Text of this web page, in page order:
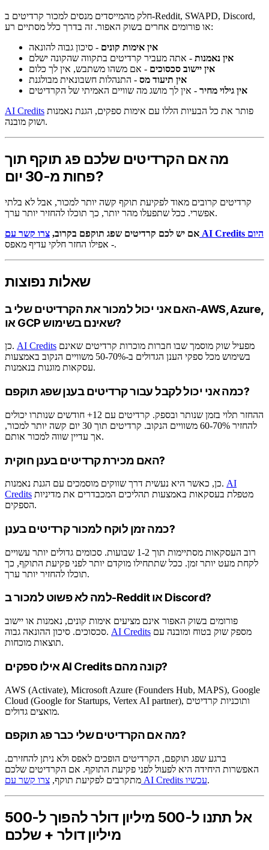
חלק מהמייסדים מנסים למכור קרדיטים ב-Reddit, SWAPD, Discord,
או פורומים אחרים בשוק האפור. זה בדרך כלל מסתיים רע:
אין אימות קונים - סיכון גבוה להונאה
אין נאמנות - אתה מעביר קרדיטים בתקווה שהקונה ישלם
אין יישוב סכסוכים - אם משהו משתבש, אין לך כלום
אין תיעוד מס - התנהלות חשבונאית מבולגנת
אין גילוי מחיר - אין לך מושג מה שוויים האמיתי של הקרדיטים
AI Credits
ושוק מובנה.
מה אם הקרדיטים שלכם פג תוקף תוך
פחות מ-30 יום?
קרדיטים קרובים מאוד לפקיעת תוקף קשה יותר למכור, אבל לא בלתי
אפשרי. ככל שתפעלו מהר יותר, כך תוכלו להחזיר יותר ערך.
אם יש לכם קרדיטים שפג תוקפם בקרוב,
צרו קשר עם AI Credits היום
- אפילו החזר חלקי עדיף מאפס.
שאלות נפוצות
האם אני יכול למכור את הקרדיטים שלי ב-AWS, Azure,
או GCP שאינם בשימוש?
כן. AI Credits
בשימוש מכל ספקי הענן הגדולים ב-50-70% משוויים הנקוב באמצעות
עסקאות מוגנות בנאמנות.
כמה אני יכול לקבל עבור קרדיטים בענן שפג תוקפם?
ההחזר תלוי בזמן שנותר ובספק. קרדיטים עם 12+ חודשים שנותרו יכולים
להחזיר 60-70% משוויים הנקוב. קרדיטים תוך 30 יום קשה יותר למכור,
אך עדיין שווה למכור אותם.
האם מכירת קרדיטים בענן חוקית?
כן, כאשר היא נעשית דרך שווקים מוסמכים עם הגנת נאמנות. AI
Credits
הספקים.
כמה זמן לוקח למכור קרדיטים בענן?
רוב העסקאות מסתיימות תוך 1-2 שבועות. סכומים גדולים יותר עשויים
לקחת מעט יותר זמן. ככל שתתחילו מוקדם יותר לפני פקיעת התוקף, כך
תוכלו להחזיר יותר ערך.
למה לא פשוט למכור ב-Reddit או Discord?
פורומים בשוק האפור אינם מציעים אימות קונים, נאמנות או יישוב
סכסוכים. סיכון ההונאה גבוה. AI Credits
תוצאות מוכחות.
אילו ספקים AI Credits קונה מהם?
AWS (Activate), Microsoft Azure (Founders Hub, MAPS), Google
Cloud (Google for Startups, Vertex AI partner), ותוכניות קרדיטים
מואצים גדולים.
מה אם הקרדיטים שלי כבר פג תוקפם?
ברגע שפג תוקפם, הקרדיטים הופכים לאפס ולא ניתן להחזירם.
האפשרות היחידה היא לפעול לפני פקיעת התוקף. אם הקרדיטים שלכם
מתקרבים לפקיעת תוקף,
צרו קשר עם AI Credits עכשיו.
אל תתנו ל-500 מיליון דולר להפוך ל-500
מיליון דולר + שלכם